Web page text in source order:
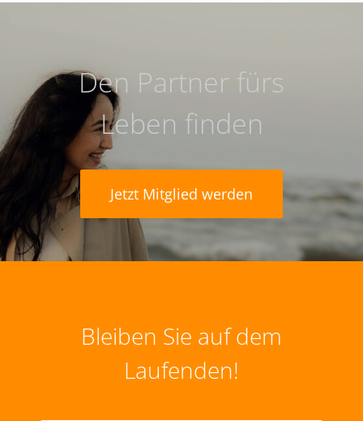
Den Partner fürs
Leben finden
Jetzt Mitglied werden
Bleiben Sie auf dem
Laufenden!